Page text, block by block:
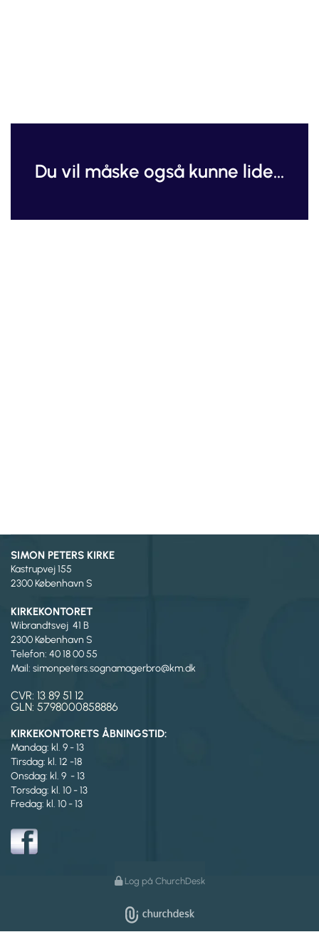
Du vil måske også kunne lide...
SIMON PETERS KIRKE
Kastrupvej 155
2300 København S
KIRKEKONTORET
Wibrandtsvej 41 B
2300 København S
Telefon: 40 18 00 55
Mail: simonpeters.sognamagerbro@km.dk
CVR: 13 89 51 12
GLN: 5798000858886
KIRKEKONTORETS ÅBNINGSTID:
Mandag: kl. 9 - 13
Tirsdag: kl. 12 -18
Onsdag: kl. 9 - 13
Torsdag: kl. 10 - 13
Fredag: kl. 10 - 13
Log på ChurchDesk